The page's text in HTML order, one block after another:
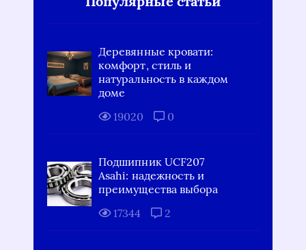
Деревянные кровати:
комфорт, стиль и
натуральность в каждом
доме
19020
0
Подшипник UCF207
Asahi: надежность и
преимущества выбора
17344
2